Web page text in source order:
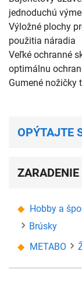
jednoduchú
Výložné plochy
použitia náradia
Veľké ochranné
optimálnu
Gumené nožičky
OPÝTAJTE
Hobby a
Brúsky
METABO